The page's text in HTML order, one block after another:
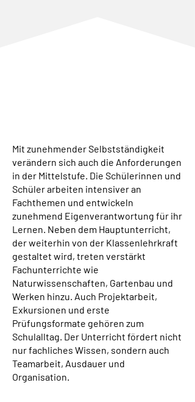
Mit zunehmender Selbstständigkeit
verändern sich auch die Anforderungen
in der Mittelstufe. Die Schülerinnen und
Schüler arbeiten intensiver an
Fachthemen und entwickeln
zunehmend Eigenverantwortung für ihr
Lernen. Neben dem Hauptunterricht,
der weiterhin von der Klassenlehrkraft
gestaltet wird, treten verstärkt
Fachunterrichte wie
Naturwissenschaften, Gartenbau und
Werken hinzu. Auch Projektarbeit,
Exkursionen und erste
Prüfungsformate gehören zum
Schulalltag. Der Unterricht fördert nicht
nur fachliches Wissen, sondern auch
Teamarbeit, Ausdauer und
Organisation.